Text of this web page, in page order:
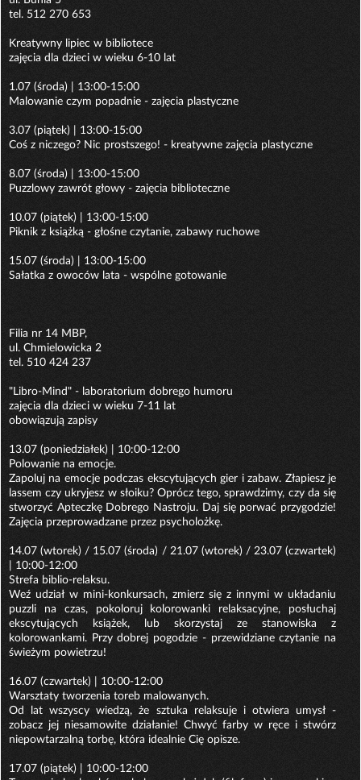
tel. 512 270 653
Kreatywny lipiec w bibliotece
zajęcia dla dzieci w wieku 6-10 lat
1.07 (środa) | 13:00-15:00
Malowanie czym popadnie - zajęcia plastyczne
3.07 (piątek) | 13:00-15:00
Coś z niczego? Nic prostszego! - kreatywne zajęcia plastyczne
8.07 (środa) | 13:00-15:00
Puzzlowy zawrót głowy - zajęcia biblioteczne
10.07 (piątek) | 13:00-15:00
Piknik z książką - głośne czytanie, zabawy ruchowe
15.07 (środa) | 13:00-15:00
Sałatka z owoców lata - wspólne gotowanie
Filia nr 14 MBP,
ul. Chmielowicka 2
tel. 510 424 237
"Libro-Mind" - laboratorium dobrego humoru
zajęcia dla dzieci w wieku 7-11 lat
obowiązują zapisy
13.07 (poniedziałek) | 10:00-12:00
Polowanie na emocje.
Zapoluj na emocje podczas ekscytujących gier i zabaw. Złapiesz je
lassem czy ukryjesz w słoiku? Oprócz tego, sprawdzimy, czy da się
stworzyć Apteczkę Dobrego Nastroju. Daj się porwać przygodzie!
Zajęcia przeprowadzane przez psycholożkę.
14.07 (wtorek) / 15.07 (środa) / 21.07 (wtorek) / 23.07 (czwartek)
| 10:00-12:00
Strefa biblio-relaksu.
Weź udział w mini-konkursach, zmierz się z innymi w układaniu
puzzli na czas, pokoloruj kolorowanki relaksacyjne, posłuchaj
ekscytujących książek, lub skorzystaj ze stanowiska z
kolorowankami. Przy dobrej pogodzie - przewidziane czytanie na
świeżym powietrzu!
16.07 (czwartek) | 10:00-12:00
Warsztaty tworzenia toreb malowanych.
Od lat wszyscy wiedzą, że sztuka relaksuje i otwiera umysł -
zobacz jej niesamowite działanie! Chwyć farby w ręce i stwórz
niepowtarzalną torbę, która idealnie Cię opisze.
17.07 (piątek) | 10:00-12:00